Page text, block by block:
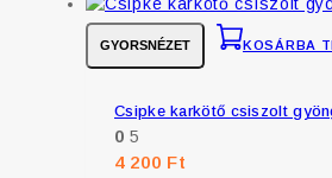
GYORSNÉZET KOSÁRBA
Csipke karkötő csiszolt
0 5
4 200 Ft